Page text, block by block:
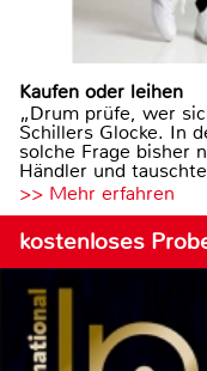
Kaufen oder leihen
„Drum prüfe, wer
Schillers Glocke. In
solche Frage bisher
Händler und
>> Mehr erfahren
kostenloses